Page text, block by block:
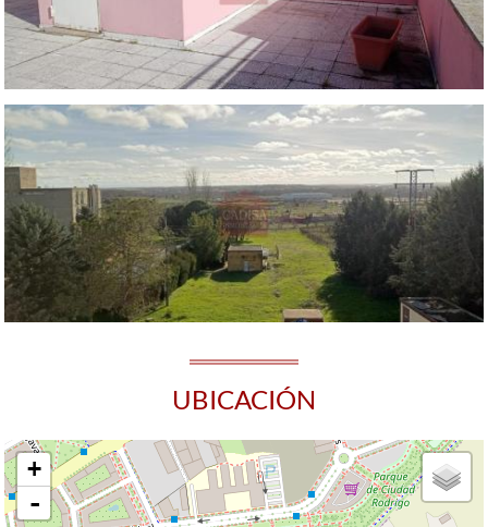
UBICACIÓN
+
-